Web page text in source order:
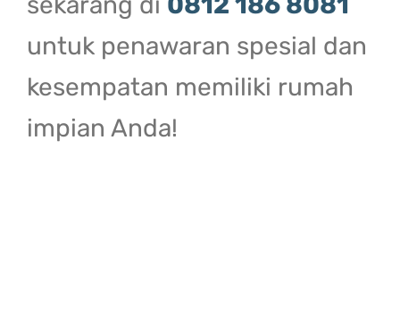
untuk penawaran spesial dan
kesempatan memiliki rumah
impian Anda!